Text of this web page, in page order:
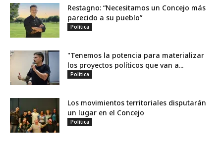
Restagno: “Necesitamos un Concejo más
parecido a su pueblo”
Política
"Tenemos la potencia para materializar
los proyectos políticos que van a...
Política
Los movimientos territoriales disputarán
un lugar en el Concejo
Política